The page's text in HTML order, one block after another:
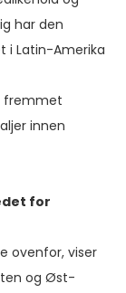
har den
i Latin-Amerika
fremmet
innen
for
ovenfor, viser
og Øst-